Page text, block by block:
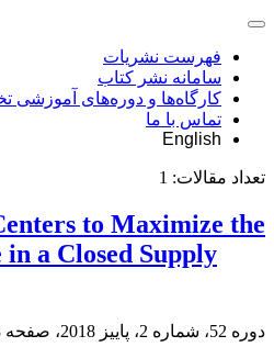
فهرست نشریات
سامانه نشر کتاب
کارگاه‌ها و دوره‌های
تماس با ما
English
تعداد مقالات: 1
to Maximize the
a Closed Supply
دوره 52، شماره 2، پاییز 2018، صفحه